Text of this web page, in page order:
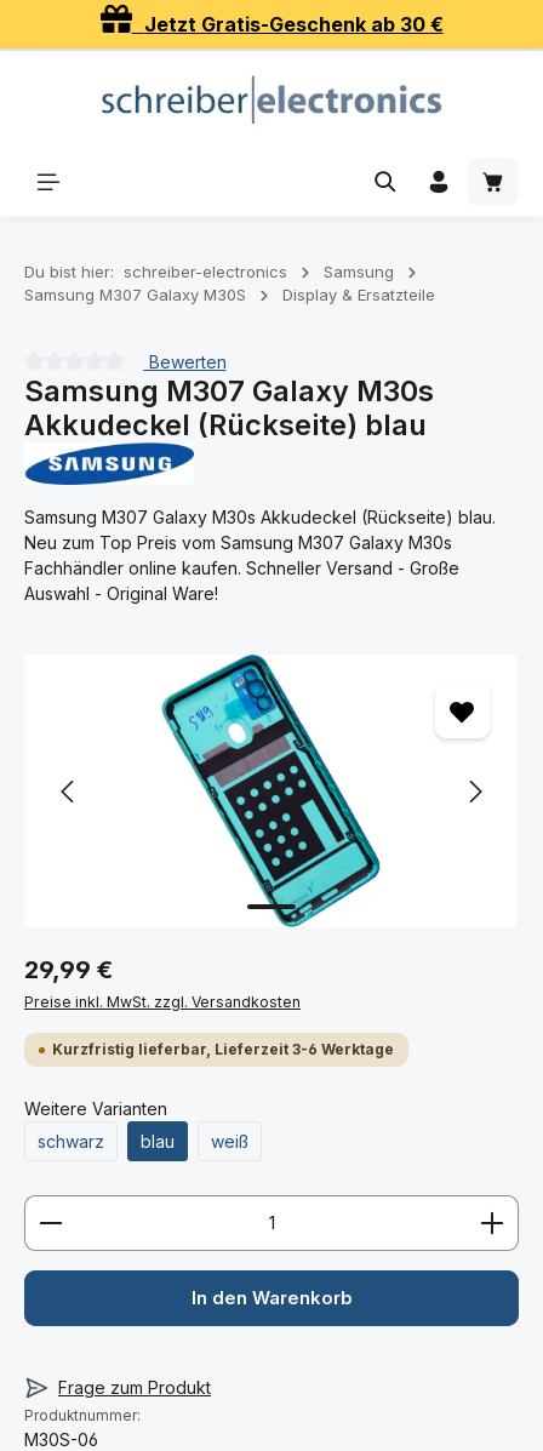
Zum Hauptinhalt springenJetzt Gratis-Geschenk ab 30 €
Du bist hier: schreiber-electronics
Samsung
Samsung M307 Galaxy M30S
Display & Ersatzteile
Durchschnittliche Bewertung von 0 von 5 Sternen
Bewerten
Samsung M307 Galaxy M30s
Akkudeckel (Rückseite) blau
Samsung M307 Galaxy M30s Akkudeckel (Rückseite) blau.
Neu zum Top Preis vom Samsung M307 Galaxy M30s
Fachhändler online kaufen. Schneller Versand - Große
Auswahl - Original Ware!
Bildergalerie überspringen
29,99 €
Preise inkl. MwSt. zzgl. Versandkosten
Kurzfristig lieferbar, Lieferzeit 3-6 Werktage
Weitere Varianten
schwarz
blau weiß
Produkt Anzahl: Gib den gewünschten Wert ein
In den Warenkorb
Frage zum Produkt
Produktnummer:
M30S-06